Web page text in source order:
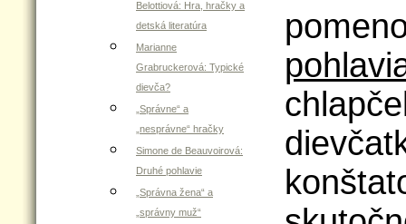
Belottiová: Hra, hračky a
detská literatúra
Marianne
Grabruckerová: Typické
dievča?
„Správne“ a
„nesprávne“ hračky
Simone de Beauvoirová:
Druhé pohlavie
„Správna žena“ a
„správny muž“